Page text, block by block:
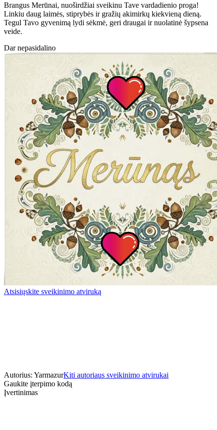
Brangus Merūnai, nuoširdžiai sveikinu Tave vardadienio proga!
Linkiu daug laimės, stiprybės ir gražių akimirkų kiekvieną dieną.
Tegul Tavo gyvenimą lydi sėkmė, geri draugai ir nuolatinė šypsena
veide.
Dar nepasidalino
Atsisiųskite sveikinimo atviruką
Autorius: YarmazurKiti autoriaus sveikinimo atvirukai
Gaukite įterpimo kodą
Įvertinimas